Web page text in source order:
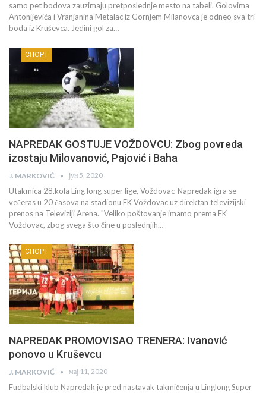
samo pet bodova zauzimaju pretposlednje mesto na tabeli. Golovima
Antonijevića i Vranjanina Metalac iz Gornjem Milanovca je odneo sva tri
boda iz Kruševca. Jedini gol za…
СПОРТ
NAPREDAK GOSTUJE VOŽDOVCU: Zbog povreda
izostaju Milovanović, Pajović i Baha
J. MARKOVIĆ јун 5, 2020
Utakmica 28.kola Ling long super lige, Voždovac-Napredak igra se
večeras u 20 časova na stadionu FK Voždovac uz direktan televizijski
prenos na Televiziji Arena. "Veliko poštovanje imamo prema FK
Voždovac, zbog svega što čine u poslednjih…
СПОРТ
NAPREDAK PROMOVISAO TRENERA: Ivanović
ponovo u Kruševcu
J. MARKOVIĆ мај 11, 2020
Fudbalski klub Napredak je pred nastavak takmičenja u Linglong Super